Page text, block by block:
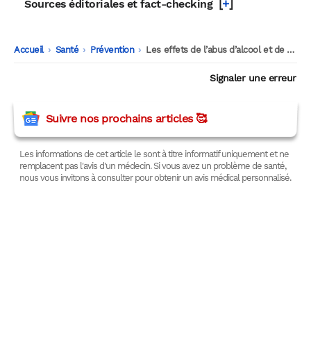
Sources éditoriales et fact-checking [+]
Accueil -
Santé -
Prévention -
Les effets de l’abus d’alcool et de médicaments sur le vieillissement du cerveau
Signaler une erreur
Suivre nos prochains articles 🥰
Les informations de cet article le sont à titre informatif uniquement et ne
remplacent pas l'avis d'un médecin. Si vous avez un problème de santé,
nous vous invitons à consulter pour obtenir un avis médical personnalisé.